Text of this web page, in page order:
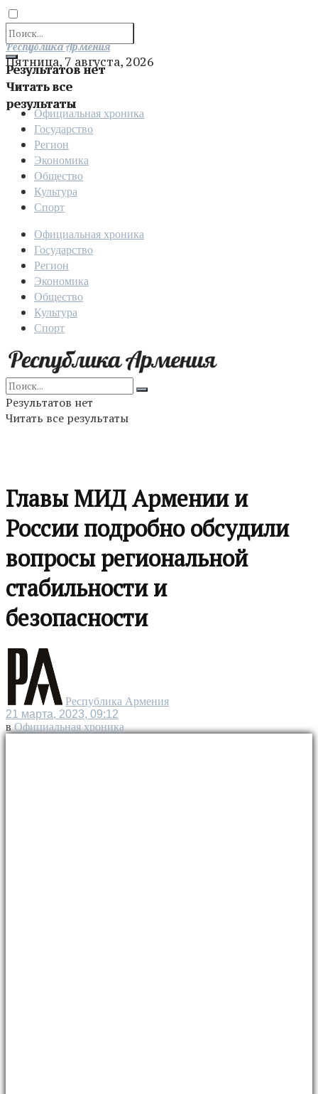
Результатов нет
Читать все
результаты
Отправить
Республика Армения
Пятница, 7 августа, 2026
Официальная хроника
Государство
Регион
Экономика
Общество
Культура
Спорт
Официальная хроника
Государство
Регион
Экономика
Общество
Культура
Спорт
Результатов нет
Читать все результаты
Главы МИД Армении и
России подробно обсудили
вопросы региональной
стабильности и
безопасности
Республика Армения
21 марта, 2023, 09:12
в Официальная хроника